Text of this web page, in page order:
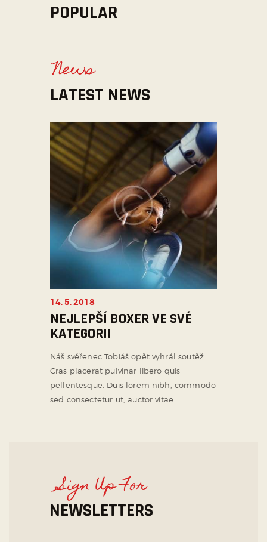
POPULAR
News
LATEST NEWS
NEJLEPŠÍ BOXER VE SVÉ
KATEGORII
14. 5. 2018
Náš svěřenec Tobiáš opět vyhrál soutěž
Cras placerat pulvinar libero quis
pellentesque. Duis lorem nibh, commodo
sed consectetur ut, auctor vitae…
Sign Up For
NEWSLETTERS